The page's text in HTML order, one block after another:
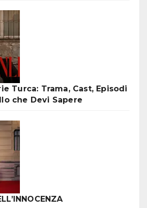
Turca: Trama, Cast, Episodi
che Devi Sapere